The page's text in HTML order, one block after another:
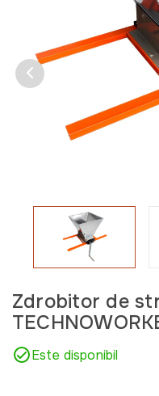
Zdrobitor de
Este disponibil